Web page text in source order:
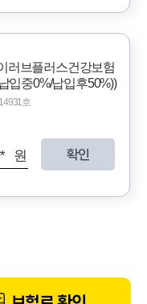
러브플러스건강보험
입중0%/납입후50%))
호
원 확인